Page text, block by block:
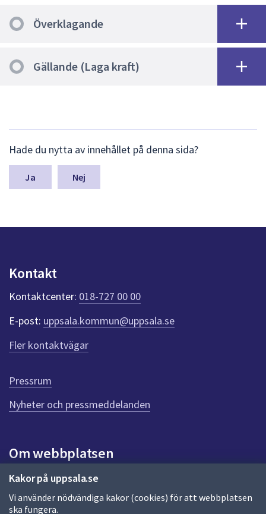
Kakor på uppsala.se
Vi använder nödvändiga kakor (cookies) för att webbplatsen
ska fungera.
Överklagande
Gällande (Laga kraft)
ä
m
a
n
k
e
r
f
ö
r
e
n
n
a
d
a
Hade du nytta av innehållet på denna sida?
Nej
Kontakt
Kontaktcenter: 018-727 00 00
E-post: uppsala.kommun@uppsala.se
Fler kontaktvägar
Pressrum
Nyheter och pressmeddelanden
Om webbplatsen
Om webbplatsen
Allmänna handlingar och diarium